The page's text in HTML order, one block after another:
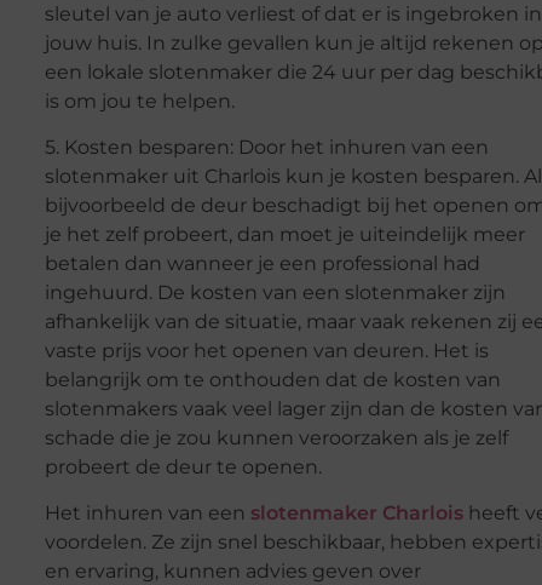
sleutel van je auto verliest of dat er is ingebroken in
jouw huis. In zulke gevallen kun je altijd rekenen
een lokale slotenmaker die 24 uur per dag
is om jou te helpen.
5. Kosten besparen: Door het inhuren van een
slotenmaker uit Charlois kun je kosten besparen.
bijvoorbeeld de deur beschadigt bij het openen
je het zelf probeert, dan moet je uiteindelijk meer
betalen dan wanneer je een professional had
ingehuurd. De kosten van een slotenmaker zijn
afhankelijk van de situatie, maar vaak rekenen zij
vaste prijs voor het openen van deuren. Het is
belangrijk om te onthouden dat de kosten van
slotenmakers vaak veel lager zijn dan de kosten
schade die je zou kunnen veroorzaken als je zelf
probeert de deur te openen.
Het inhuren van een slotenmaker Charloisheeft
voordelen. Ze zijn snel beschikbaar, hebben
en ervaring, kunnen advies geven over